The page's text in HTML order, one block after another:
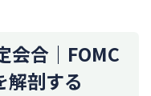
会合｜FOMC
解剖する